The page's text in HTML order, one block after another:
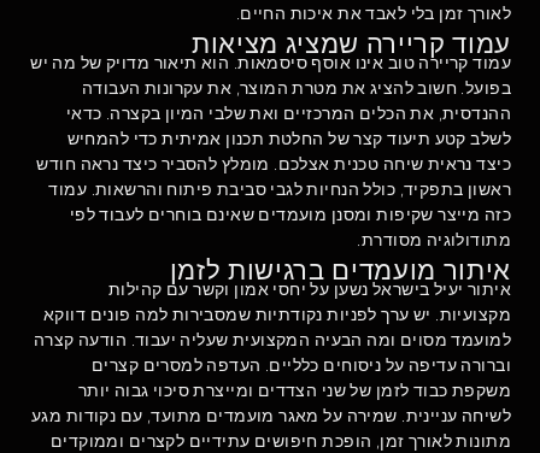
לאורך זמן בלי לאבד את איכות החיים.
עמוד קריירה שמציג מציאות
עמוד קריירה טוב אינו אוסף סיסמאות. הוא תיאור מדויק של מה יש
בפועל. חשוב להציג את מטרת המוצר, את עקרונות העבודה
ההנדסית, את הכלים המרכזיים ואת שלבי המיון בקצרה. כדאי
לשלב קטע תיעוד קצר של החלטת תכנון אמיתית כדי להמחיש
כיצד נראית שיחה טכנית אצלכם. מומלץ להסביר כיצד נראה חודש
ראשון בתפקיד, כולל הנחיות לגבי סביבת פיתוח והרשאות. עמוד
כזה מייצר שקיפות ומסנן מועמדים שאינם בוחרים לעבוד לפי
מתודולוגיה מסודרת.
איתור מועמדים ברגישות לזמן
איתור יעיל בישראל נשען על יחסי אמון וקשר עם קהילות
מקצועיות. יש ערך לפניות נקודתיות שמסבירות למה פונים דווקא
למועמד מסוים ומה הבעיה המקצועית שעליה יעבוד. הודעה קצרה
וברורה עדיפה על ניסוחים כלליים. העדפה למסרים קצרים
משקפת כבוד לזמן של שני הצדדים ומייצרת סיכוי גבוה יותר
לשיחה עניינית. שמירה על מאגר מועמדים מתועד, עם נקודות מגע
מתונות לאורך זמן, הופכת חיפושים עתידיים לקצרים וממוקדים